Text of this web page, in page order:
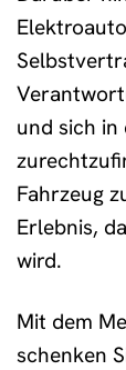
und sich in
Fahrzeug
Erlebnis,
wird.
Mit dem
schenken